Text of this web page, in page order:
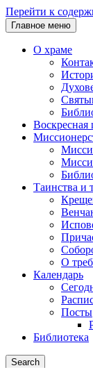
Перейти к
Главное меню
О храме
Воскресная
Таинства и
О
Календарь
Посты
Библиотека
Search